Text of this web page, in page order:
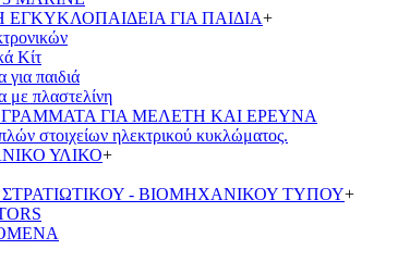
ΓΙΑ ΠΑΙΔΙΑ+
Κίτ
παιδιά
πλαστελίνη
ΓΙΑ ΜΕΛΕΤΗ ΚΑΙ ΕΡΕΥΝΑ
στοιχείων ηλεκτρικού κυκλώματος.
ΥΛΙΚΟ+
ΣΤΡΑΤΙΩΤΙΚΟΥ - ΒΙΟΜΗΧΑΝΙΚΟΥ ΤΥΠΟΥ+